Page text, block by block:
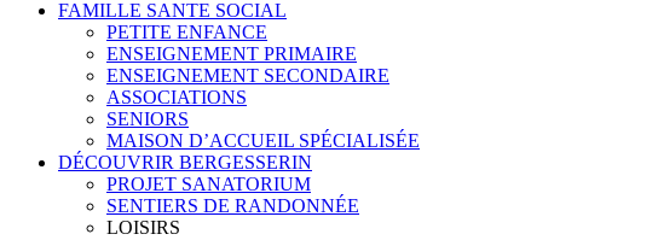
FAMILLE SANTE SOCIAL
PETITE ENFANCE
ENSEIGNEMENT PRIMAIRE
ENSEIGNEMENT SECONDAIRE
ASSOCIATIONS
SENIORS
MAISON D’ACCUEIL SPÉCIALISÉE
DÉCOUVRIR BERGESSERIN
PROJET SANATORIUM
SENTIERS DE RANDONNÉE
LOISIRS